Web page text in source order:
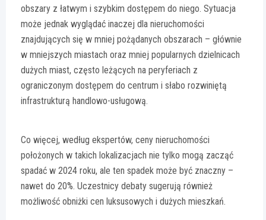
obszary z łatwym i szybkim dostępem do niego. Sytuacja
może jednak wyglądać inaczej dla nieruchomości
znajdujących się w mniej pożądanych obszarach – głównie
w mniejszych miastach oraz mniej popularnych dzielnicach
dużych miast, często leżących na peryferiach z
ograniczonym dostępem do centrum i słabo rozwiniętą
infrastrukturą handlowo-usługową.
Co więcej, według ekspertów, ceny nieruchomości
położonych w takich lokalizacjach nie tylko mogą zacząć
spadać w 2024 roku, ale ten spadek może być znaczny –
nawet do 20%. Uczestnicy debaty sugerują również
możliwość obniżki cen luksusowych i dużych mieszkań.